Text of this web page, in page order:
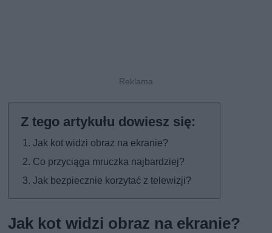
Jak kot widzi obraz na ekranie?
Co przyciąga mruczka najbardziej?
Jak bezpiecznie korzytać z telewizji?
Jak kot widzi obraz na ekranie?